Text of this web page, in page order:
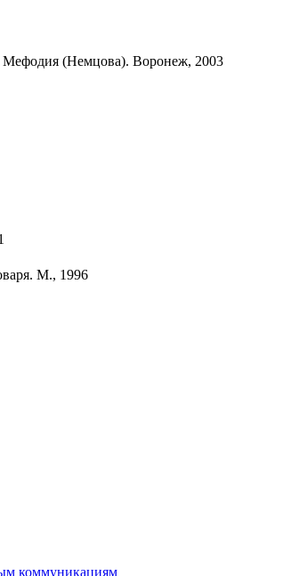
Мефодия (Немцова). Воронеж, 2003
М., 1996
коммуникациям